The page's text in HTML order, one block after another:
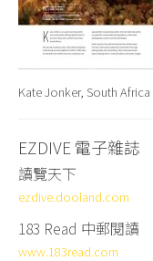
Kate Jonker, South Africa
EZDIVE 電子雜誌
讀覽天下
ezdive.dooland.com
183 Read 中郵閱讀
www.183read.com